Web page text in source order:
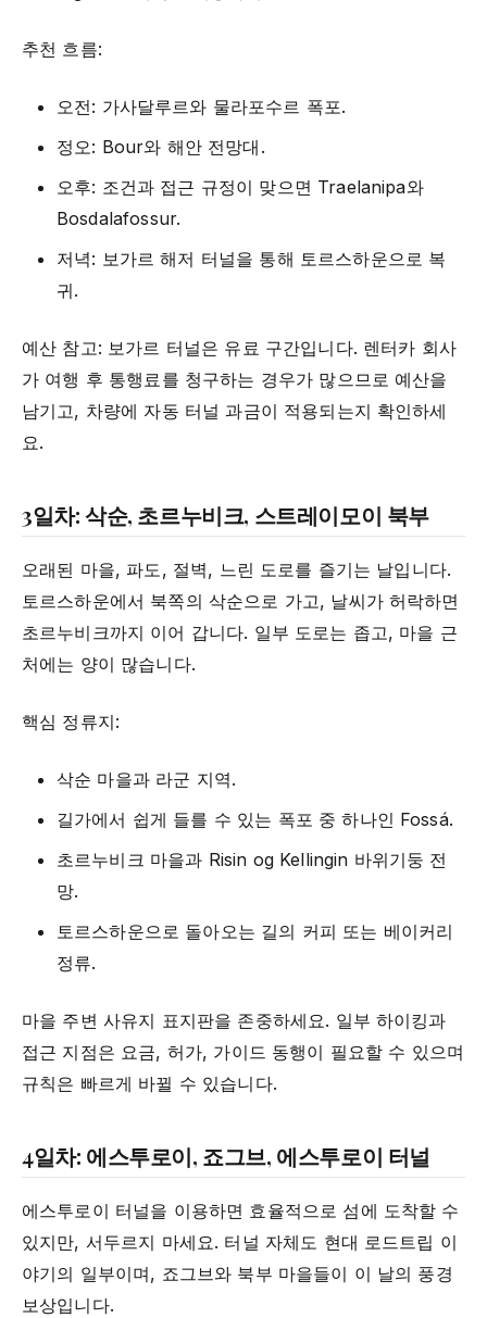
추천 흐름:
오전: 가사달루르와 물라포수르 폭포.
정오: Bour와 해안 전망대.
오후: 조건과 접근 규정이 맞으면 Traelanipa와
Bosdalafossur.
저녁: 보가르 해저 터널을 통해 토르스하운으로 복
귀.
예산 참고: 보가르 터널은 유료 구간입니다. 렌터카 회사
가 여행 후 통행료를 청구하는 경우가 많으므로 예산을
남기고, 차량에 자동 터널 과금이 적용되는지 확인하세
요.
3일차: 삭순, 초르누비크, 스트레이모이 북부
오래된 마을, 파도, 절벽, 느린 도로를 즐기는 날입니다.
토르스하운에서 북쪽의 삭순으로 가고, 날씨가 허락하면
초르누비크까지 이어 갑니다. 일부 도로는 좁고, 마을 근
처에는 양이 많습니다.
핵심 정류지:
삭순 마을과 라군 지역.
길가에서 쉽게 들를 수 있는 폭포 중 하나인 Fossá.
초르누비크 마을과 Risin og Kellingin 바위기둥 전
망.
토르스하운으로 돌아오는 길의 커피 또는 베이커리
정류.
마을 주변 사유지 표지판을 존중하세요. 일부 하이킹과
접근 지점은 요금, 허가, 가이드 동행이 필요할 수 있으며
규칙은 빠르게 바뀔 수 있습니다.
4일차: 에스투로이, 죠그브, 에스투로이 터널
에스투로이 터널을 이용하면 효율적으로 섬에 도착할 수
있지만, 서두르지 마세요. 터널 자체도 현대 로드트립 이
야기의 일부이며, 죠그브와 북부 마을들이 이 날의 풍경
보상입니다.